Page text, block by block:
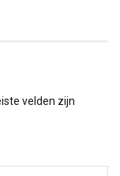
velden zijn